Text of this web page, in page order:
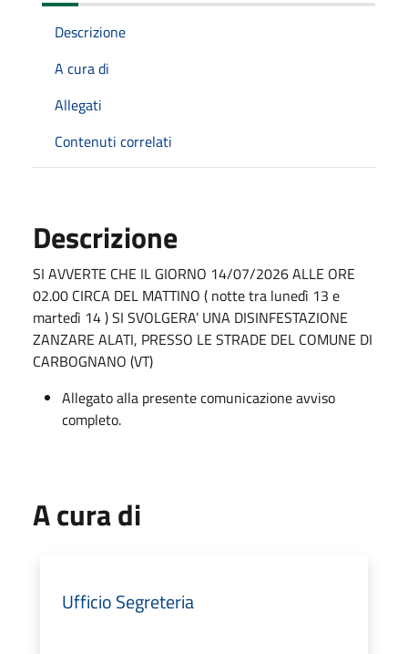
Descrizione
A cura di
Allegati
Contenuti correlati
Descrizione
SI AVVERTE CHE IL GIORNO 14/07/2026 ALLE ORE
02.00 CIRCA DEL MATTINO ( notte tra lunedì 13 e
martedì 14 ) SI SVOLGERA’ UNA DISINFESTAZIONE
ZANZARE ALATI, PRESSO LE STRADE DEL COMUNE DI
CARBOGNANO (VT)
Allegato alla presente comunicazione avviso
completo.
A cura di
Ufficio Segreteria